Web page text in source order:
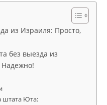
из Израиля: Просто,
без выезда из
штата Юта: